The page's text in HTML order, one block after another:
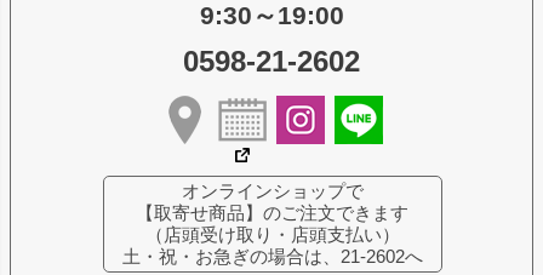
9:30～19:00
0598-21-2602
オンラインショップで
【取寄せ商品】のご注文できます
（店頭受け取り・店頭支払い）
土・祝・お急ぎの場合は、21-2602へ